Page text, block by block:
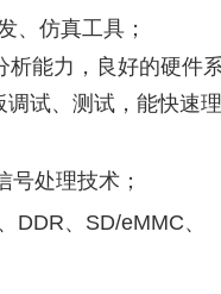
、仿真工具；
析能力，良好的硬件
试、测试，能快速理
号处理技术；
DDR、 SD/eMMC、